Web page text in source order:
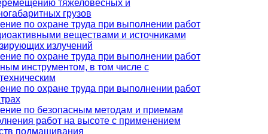
тяжеловесных и
грузов
по охране труда при выполнении работ
веществами и источниками
излучений
по охране труда при выполнении работ
инструментом, в том числе с
по охране труда при выполнении работ
по безопасным методам и приемам
работ на высоте с применением
подмащивания